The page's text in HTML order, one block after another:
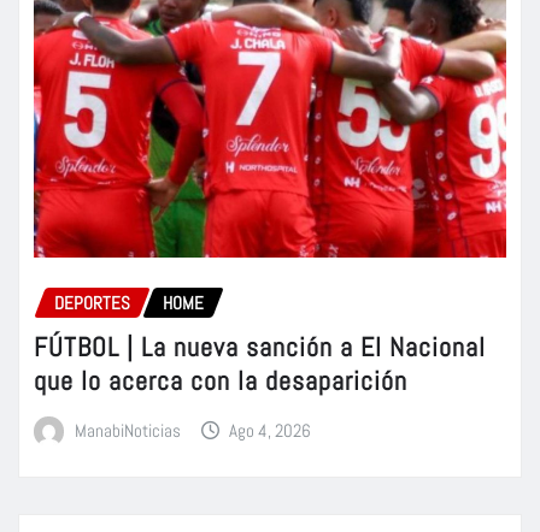
DEPORTES HOME
FÚTBOL | La nueva sanción a El Nacional
que lo acerca con la desaparición
ManabiNoticias Ago 4, 2026